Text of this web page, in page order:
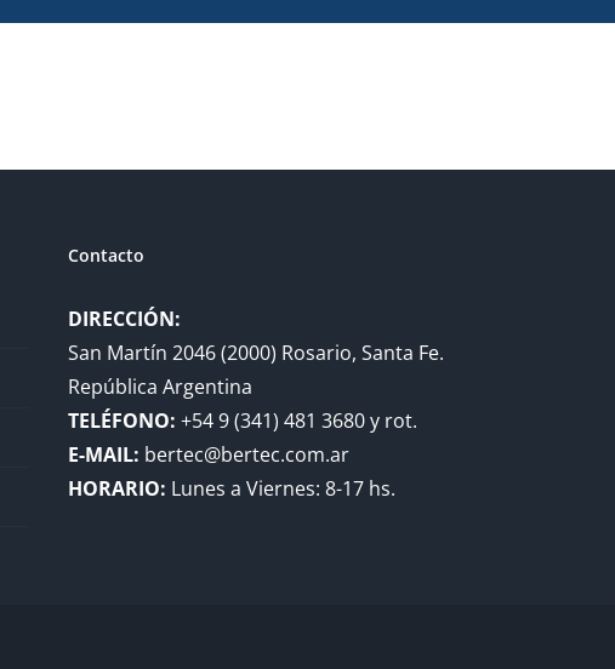
Contacto
DIRECCIÓN:
San Martín 2046 (2000) Rosario, Santa Fe.
República Argentina
TELÉFONO: +54 9 (341) 481 3680 y rot.
E-MAIL: bertec@bertec.com.ar
HORARIO: Lunes a Viernes: 8-17 hs.